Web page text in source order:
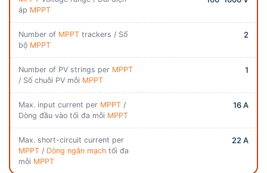
áp MPPT
Number of MPPT trackers / Số
bộ MPPT
2
Number of PV strings per MPPT
/ Số chuỗi PV mỗi MPPT
1
Max. input current per MPPT /
Dòng đầu vào tối đa mỗi MPPT
16 A
Max. short-circuit current per
MPPT / Dòng ngắn mạch tối đa
mỗi MPPT
22 A